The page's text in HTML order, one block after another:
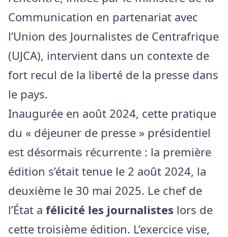
Communication en partenariat avec
l’Union des Journalistes de Centrafrique
(UJCA), intervient dans un contexte de
fort recul de la liberté de la presse dans
le pays.
Inaugurée en août 2024, cette pratique
du « déjeuner de presse » présidentiel
est désormais récurrente : la première
édition s’était tenue le 2 août 2024, la
deuxième le 30 mai 2025. Le chef de
l’État a félicité les journalistes lors de
cette troisième édition. L’exercice vise,